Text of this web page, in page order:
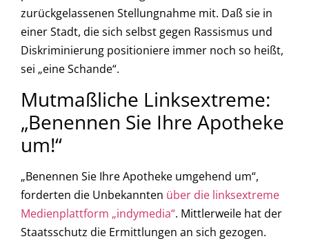
zurückgelassenen Stellungnahme mit. Daß sie in
einer Stadt, die sich selbst gegen Rassismus und
Diskriminierung positioniere immer noch so heißt,
sei „eine Schande“.
Mutmaßliche Linksextreme:
„Benennen Sie Ihre Apotheke
um!“
„Benennen Sie Ihre Apotheke umgehend um“,
forderten die Unbekannten über die linksextreme
Medienplattform „indymedia“. Mittlerweile hat der
Staatsschutz die Ermittlungen an sich gezogen.